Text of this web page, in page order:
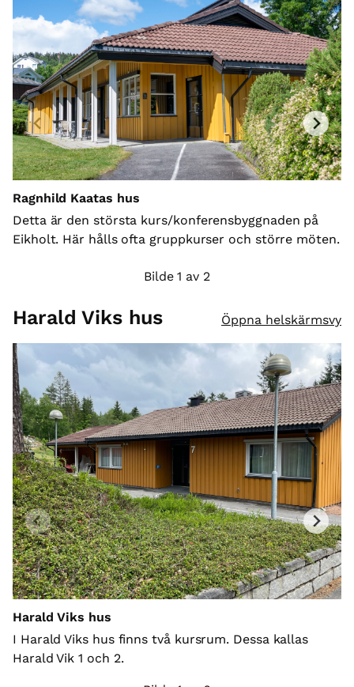
Ragnhild Kaatas hus
Detta är den största kurs/konferensbyggnaden på
Eikholt. Här hålls ofta gruppkurser och större möten.
Bilde 1 av 2
Harald Viks hus Öppna helskärmsvy
Harald Viks hus
I Harald Viks hus finns två kursrum. Dessa kallas
Harald Vik 1 och 2.